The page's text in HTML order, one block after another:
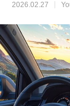
2026.02.27